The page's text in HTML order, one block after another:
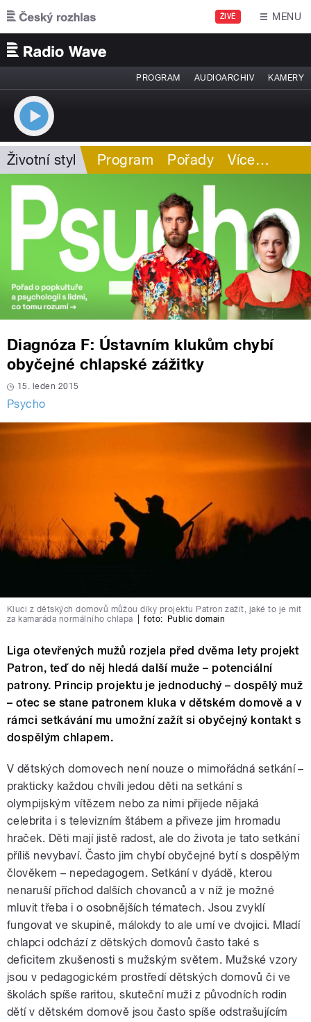
Přejít k hlavnímu obsahu
ŽIVĚ MENU
PROGRAM AUDIOARCHIV KAMERY
Životní styl Program Pořady Více…
Diagnóza F: Ústavním klukům chybí
obyčejné chlapské zážitky
15. leden 2015
Psycho
Kluci z dětských domovů můžou díky projektu Patron zažít, jaké to je mít
za kamaráda normálního chlapa
foto: Public domain
Liga otevřených mužů rozjela před dvěma lety projekt
Patron, teď do něj hledá další muže – potenciální
patrony. Princip projektu je jednoduchý – dospělý muž
– otec se stane patronem kluka v dětském domově a v
rámci setkávání mu umožní zažít si obyčejný kontakt s
dospělým chlapem.
V dětských domovech není nouze o mimořádná setkání –
prakticky každou chvíli jedou děti na setkání s
olympijským vítězem nebo za nimi přijede nějaká
celebrita i s televizním štábem a přiveze jim hromadu
hraček. Děti mají jistě radost, ale do života je tato setkání
příliš nevybaví. Často jim chybí obyčejné bytí s dospělým
člověkem – nepedagogem. Setkání v dyádě, kterou
nenaruší příchod dalších chovanců a v níž je možné
mluvit třeba i o osobnějších tématech. Jsou zvyklí
fungovat ve skupině, málokdy to ale umí ve dvojici. Mladí
chlapci odchází z dětských domovů často také s
deficitem zkušenosti s mužským světem. Mužské vzory
jsou v pedagogickém prostředí dětských domovů či ve
školách spíše raritou, skuteční muži z původních rodin
dětí v dětském domově jsou často spíše odstrašujícím